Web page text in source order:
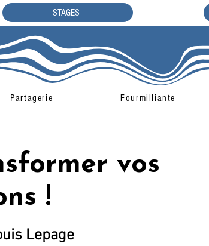
STAGES
Partagerie Fourmilliante
vos
!
Lepage